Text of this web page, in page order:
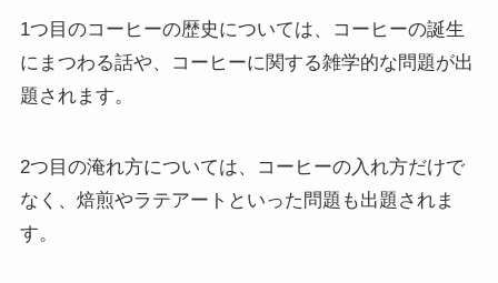
1つ目のコーヒーの歴史については、コーヒーの誕生
にまつわる話や、コーヒーに関する雑学的な問題が出
題されます。
2つ目の淹れ方については、コーヒーの入れ方だけで
なく、焙煎やラテアートといった問題も出題されま
す。